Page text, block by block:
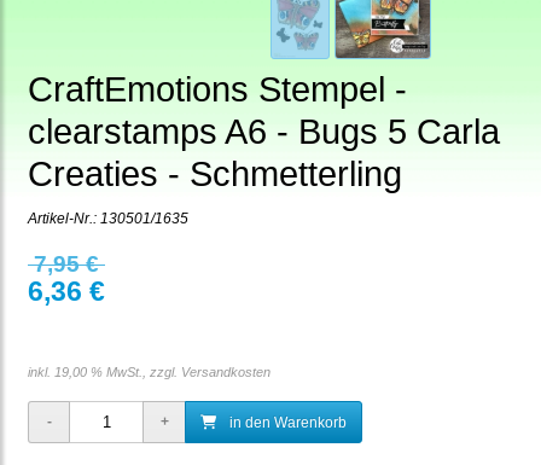
CraftEmotions Stempel -
clearstamps A6 - Bugs 5 Carla
Creaties - Schmetterling
Artikel-Nr.: 130501/1635
7,95 €
6,36 €
inkl. 19,00 % MwSt., zzgl. Versandkosten
in den Warenkorb